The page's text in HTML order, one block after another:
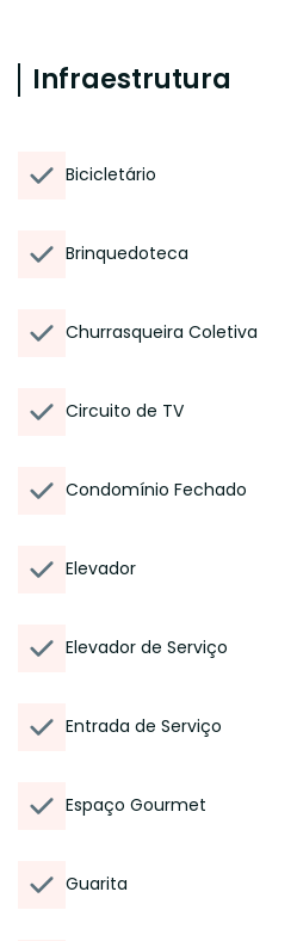
Infraestrutura
Bicicletário
Brinquedoteca
Churrasqueira Coletiva
Circuito de TV
Condomínio Fechado
Elevador
Elevador de Serviço
Entrada de Serviço
Espaço Gourmet
Guarita